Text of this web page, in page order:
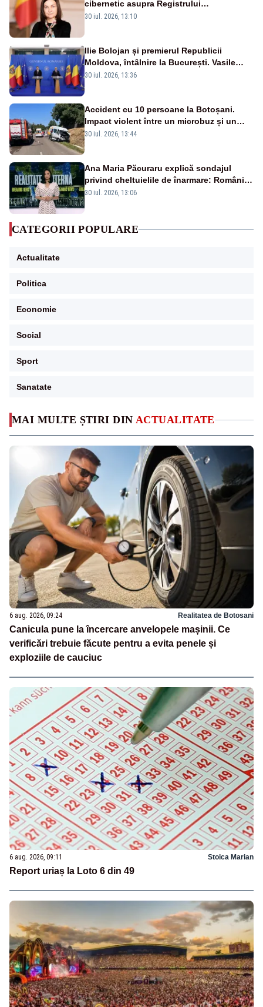
MAI MULTE ȘTIRI DIN ACTUALITATE
6 aug. 2026, 09:24 Realitatea de Botosani
Canicula pune la încercare anvelopele mașinii. Ce
verificări trebuie făcute pentru a evita penele și
exploziile de cauciuc
6 aug. 2026, 09:11 Stoica Marian
Report uriaș la Loto 6 din 49
cibernetic asupra Registrului
Proprietăților transmite un semnal de
30 iul. 2026, 13:10
Ilie Bolojan și premierul Republicii
Moldova, întâlnire la București. Vasile
Tofan, primit cu onoruri militare
30 iul. 2026, 13:36
Accident cu 10 persoane la Botoșani.
Impact violent între un microbuz și un
autoturism - FOTO
30 iul. 2026, 13:44
Ana Maria Păcuraru explică sondajul
privind cheltuielile de înarmare: Românii
cer transparență în achiziții și un echilibru
30 iul. 2026, 13:06
CATEGORII POPULARE
Actualitate
Politica
Economie
Social
Sport
Sanatate